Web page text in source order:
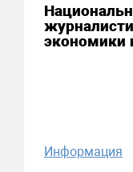
экономики
Информация